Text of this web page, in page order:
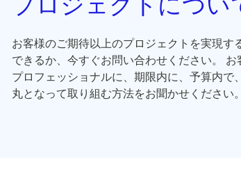
お客様のご期待以上のプロジェクトを実現
できるか、今すぐお問い合わせください。 お
プロフェッショナルに、期限内に、予算内で
丸となって取り組む方法をお聞かせください。